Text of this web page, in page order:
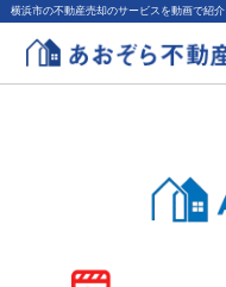
横浜市の不動産売却のサービスを動画で紹